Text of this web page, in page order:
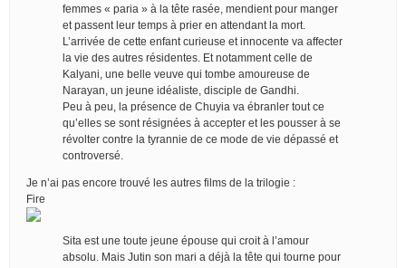
femmes « paria » à la tête rasée, mendient pour manger
et passent leur temps à prier en attendant la mort.
L’arrivée de cette enfant curieuse et innocente va affecter
la vie des autres résidentes. Et notamment celle de
Kalyani, une belle veuve qui tombe amoureuse de
Narayan, un jeune idéaliste, disciple de Gandhi.
Peu à peu, la présence de Chuyia va ébranler tout ce
qu’elles se sont résignées à accepter et les pousser à se
révolter contre la tyrannie de ce mode de vie dépassé et
controversé.
Je n’ai pas encore trouvé les autres films de la trilogie :
Fire
Sita est une toute jeune épouse qui croit à l’amour
absolu. Mais Jutin son mari a déjà la tête qui tourne pour